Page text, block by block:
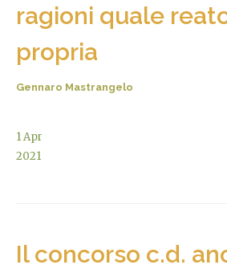
ragioni quale
propria
Gennaro Mastrangelo
1Apr
2021
Il concorso c.d.